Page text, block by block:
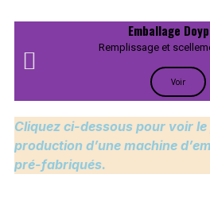
Emballage
Remplissage et
Voir
Cliquez ci-dessous pour voir
production d’une machine
pré-fabriqués.